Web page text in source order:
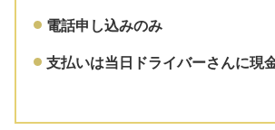
電話申し込みのみ
支払いは当日ドライバーさんに現